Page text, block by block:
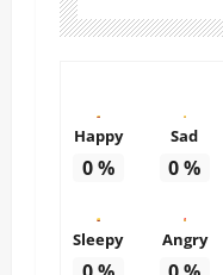
Happy
0%
Sad
0%
Sleepy Angry